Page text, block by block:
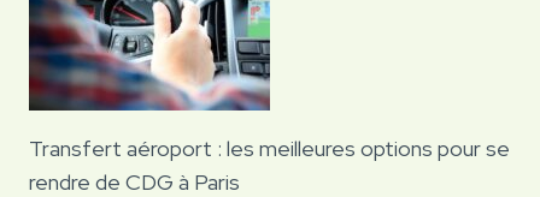
Transfert aéroport : les meilleures options pour se
rendre de CDG à Paris